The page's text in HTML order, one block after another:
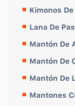
Kimonos
Lana De
Mantón De
Mantón De
Mantón De
Mantones